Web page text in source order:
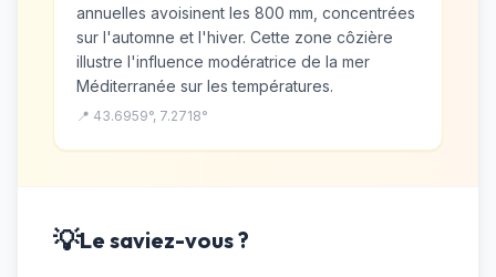
annuelles avoisinent les 800 mm, concentrées
sur l'automne et l'hiver. Cette zone côzière
illustre l'influence modératrice de la mer
Méditerranée sur les températures.
📍 43.6959°, 7.2718°
💡Le saviez-vous ?